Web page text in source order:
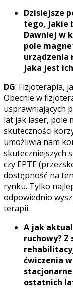
Dzisiejsze
tego, jakie
Dawniej w
pole
urządzenia
jaka jest
DG: Fizjoterapia,
Obecnie w
usprawniających
lat jak laser, pole
skuteczności
umożliwia nam
skuteczniejszych
czy EPTE
dostępność na
rynku. Tylko
odpowiednio
terapii.
A jak
ruchowy?
ćwiczenia
ostatnich